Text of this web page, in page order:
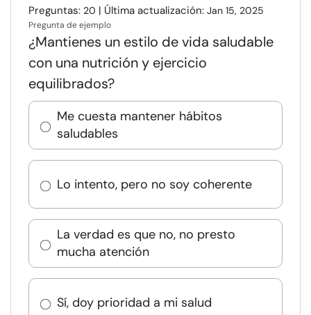
Preguntas: 20 | Última actualización: Jan 15, 2025
Pregunta de ejemplo
¿Mantienes un estilo de vida saludable
con una nutrición y ejercicio
equilibrados?
Me cuesta mantener hábitos
saludables
Lo intento, pero no soy coherente
La verdad es que no, no presto
mucha atención
Sí, doy prioridad a mi salud